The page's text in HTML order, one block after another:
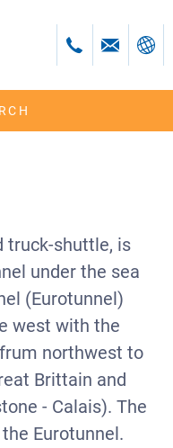
truck-shuttle, is
under the sea
(Eurotunnel)
west with the
northwest to
Brittain and
- Calais). The
Eurotunnel.